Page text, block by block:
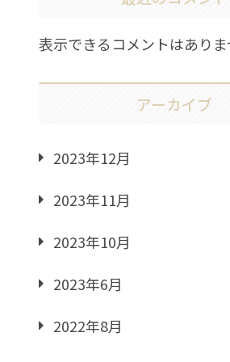
表示できるコメントはありま
アーカイブ
2023年12月
2023年11月
2023年10月
2023年6月
2022年8月